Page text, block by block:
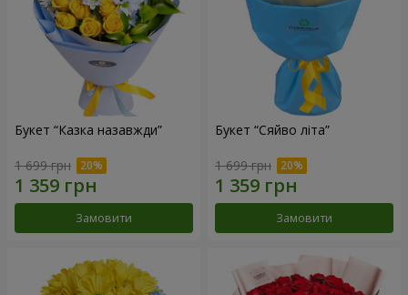
Букет “Казка назавжди”
1 699 грн
Замовити
Букет “Сяйво літа”
1 699 грн
Замовити